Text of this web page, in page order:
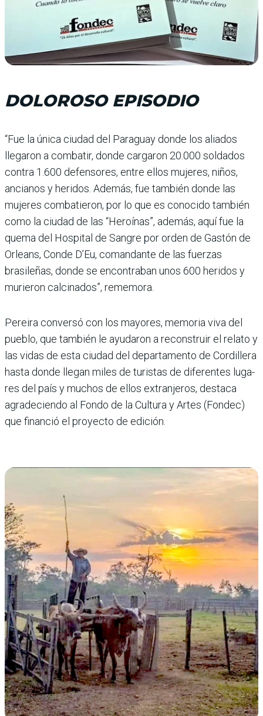
DOLOROSO EPISODIO
“Fue la única ciudad del Paraguay donde los aliados
llegaron a combatir, donde cargaron 20.000 solda­dos
contra 1.600 defen­sores, entre ellos muje­res, niños,
ancianos y heridos. Además, fue también donde las
mujeres combatieron, por lo que es conocido también
como la ciudad de las “Heroínas”, además, aquí fue la
quema del Hos­pital de Sangre por orden de Gastón de
Orleans, Conde D’Eu, comandante de las fuerzas
brasileñas, donde se encontraban unos 600 heri­dos y
murieron calcinados”, rememora.
Pereira conversó con los mayores, memoria viva del
pueblo, que también le ayu­daron a reconstruir el relato y
las vidas de esta ciudad del departamento de Cordillera
hasta donde llegan miles de turistas de diferentes luga­
res del país y muchos de ellos extranjeros, destaca
agrade­ciendo al Fondo de la Cultura y Artes (Fondec)
que finan­ció el proyecto de edición.